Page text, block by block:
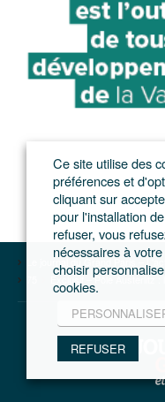
Le journal du Grand Paris –
Exclusif – Pôle Austerlitz
Ce site utilise des
préférences et
cliquant sur
pour l'installation
refuser, vous
nécessaires à
choisir
cookies.
REFUSER